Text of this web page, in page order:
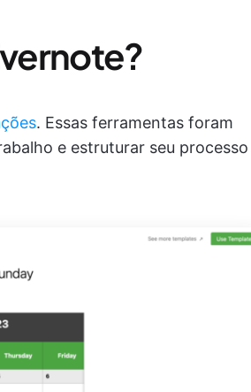
. Essas ferramentas foram
e estruturar seu processo